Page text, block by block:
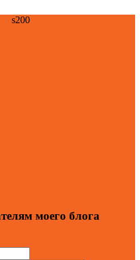
моего блога